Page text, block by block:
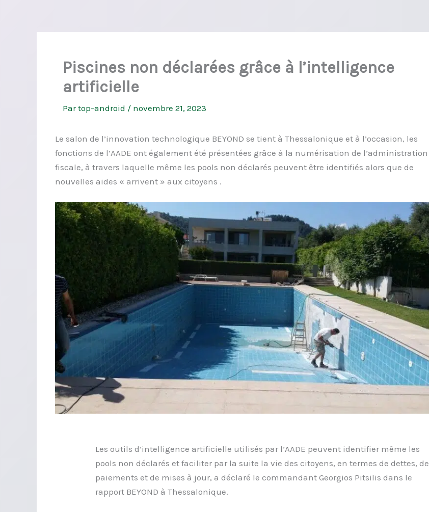
Piscines non déclarées grâce à l’intelligence
artificielle
Partop-android / novembre 21, 2023
Le salon de l’innovation technologique BEYOND se tient à Thessalonique et à l’occasion, les
fonctions de l’AADE ont également été présentées grâce à la numérisation de l’administration
fiscale, à travers laquelle même les pools non déclarés peuvent être identifiés alors que de
nouvelles aides « arrivent » aux citoyens .
Les outils d’intelligence artificielle utilisés par l’AADE peuvent identifier même les
pools non déclarés et faciliter par la suite la vie des citoyens, en termes de dettes, de
paiements et de mises à jour, a déclaré le commandant Georgios Pitsilis dans le
rapport BEYOND à Thessalonique.